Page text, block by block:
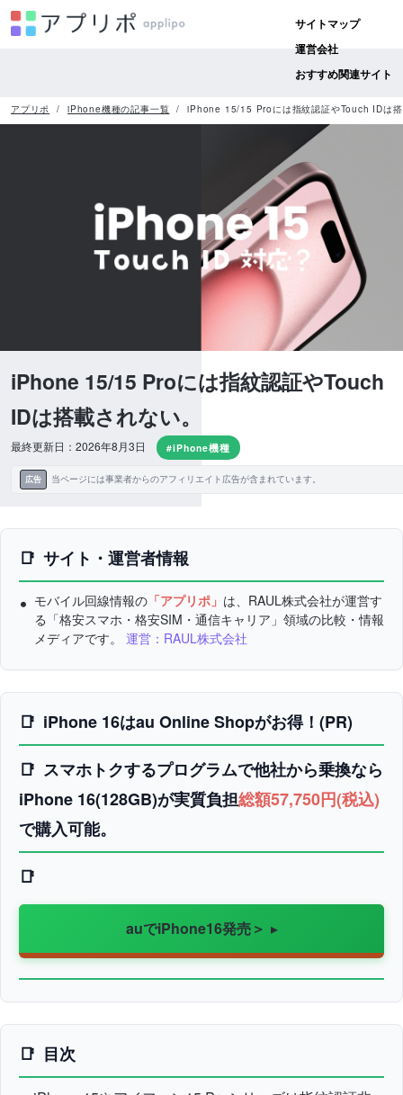
サイトマップ
運営会社
おすすめ関連サイト
アプリポ iPhone機種の記事一覧 iPhone 15/15 Proには指紋認証やTouch IDは搭
iPhone 15/15 Proには指紋認証やTouch
IDは搭載されない。
最終更新日：2026年8月3日 #iPhone機種
広告 当ページには事業者からのアフィリエイト広告が含まれています。
サイト・運営者情報
モバイル回線情報の 「アプリポ」 は、RAUL株式会社が運営す
る「格安スマホ・格安SIM・通信キャリア」領域の比較・情報
メディアです。 運営：RAUL株式会社
iPhone 16はau Online Shopがお得！(PR)
スマホトクするプログラムで他社から乗換なら
iPhone 16(128GB)が実質負担総額57,750円(税込)
で購入可能。
auでiPhone16発売＞
目次